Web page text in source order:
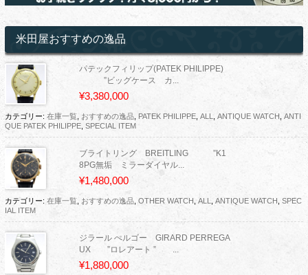
米田屋おすすめの逸品
パテックフィリップ(PATEK PHILIPPE)
”ビッグケース カ...
¥3,380,000
カテゴリー: 在庫一覧, おすすめの逸品, PATEK PHILIPPE, ALL ANTIQUE WATCH ANTI
QUE PATEK PHILIPPE, SPECIAL ITEM
ブライトリング BREITLING ”K1
8PG無垢 ミラーダイヤル...
¥1,480,000
カテゴリー: 在庫一覧, おすすめの逸品, OTHER WATCH ALL ANTIQUE WATCH
SPEC
IAL ITEM
ジラール ぺルゴー GIRARD PERREGA
UX ”ロレアート ” ...
¥1,880,000